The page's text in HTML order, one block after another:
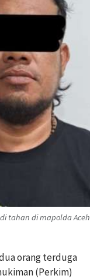
tahan di mapolda Aceh
orang terduga
(Perkim)